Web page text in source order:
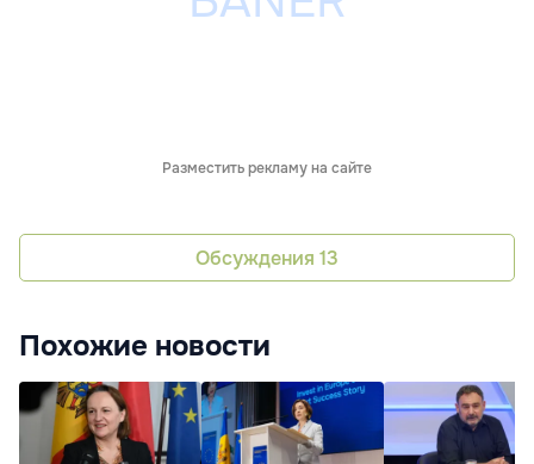
Разместить рекламу на сайте
Обсуждения 13
Похожие новости